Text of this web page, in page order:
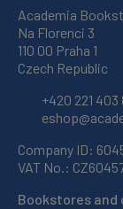
Academia
Na Florenci 3
110 00 Praha 1
Czech Republic
+420 221 403
Company ID:
VAT No.:
Bookstores and